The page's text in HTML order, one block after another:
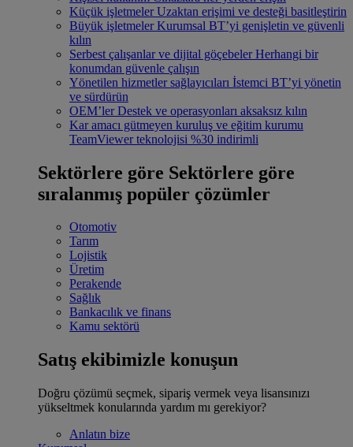
Küçük işletmeler Uzaktan erişimi ve desteği basitleştirin
Büyük işletmeler Kurumsal BT’yi genişletin ve güvenli
kılın
Serbest çalışanlar ve dijital göçebeler Herhangi bir
konumdan güvenle çalışın
Yönetilen hizmetler sağlayıcıları İstemci BT’yi yönetin
ve sürdürün
OEM’ler Destek ve operasyonları aksaksız kılın
Kar amacı gütmeyen kuruluş ve eğitim kurumu
TeamViewer teknolojisi %30 indirimli
Sektörlere göre Sektörlere göre
sıralanmış popüler çözümler
Otomotiv
Tarım
Lojistik
Üretim
Perakende
Sağlık
Bankacılık ve finans
Kamu sektörü
Satış ekibimizle konuşun
Doğru çözümü seçmek, sipariş vermek veya lisansınızı
yükseltmek konularında yardım mı gerekiyor?
Anlatın bize